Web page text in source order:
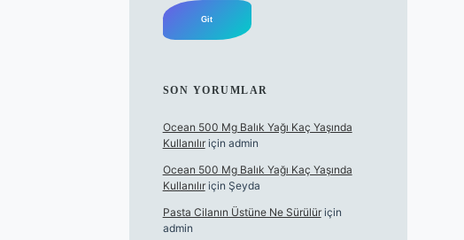
SON YORUMLAR
Ocean 500 Mg Balık Yağı Kaç Yaşında
Kullanılıriçin admin
Ocean 500 Mg Balık Yağı Kaç Yaşında
Kullanılıriçin Şeyda
Pasta Cilanın Üstüne Ne Sürülüriçin
admin